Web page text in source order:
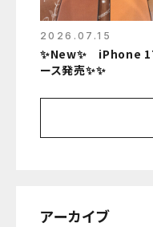
2026.07.15
✨New✨ iPhone
ース発売✨✨
アーカイブ